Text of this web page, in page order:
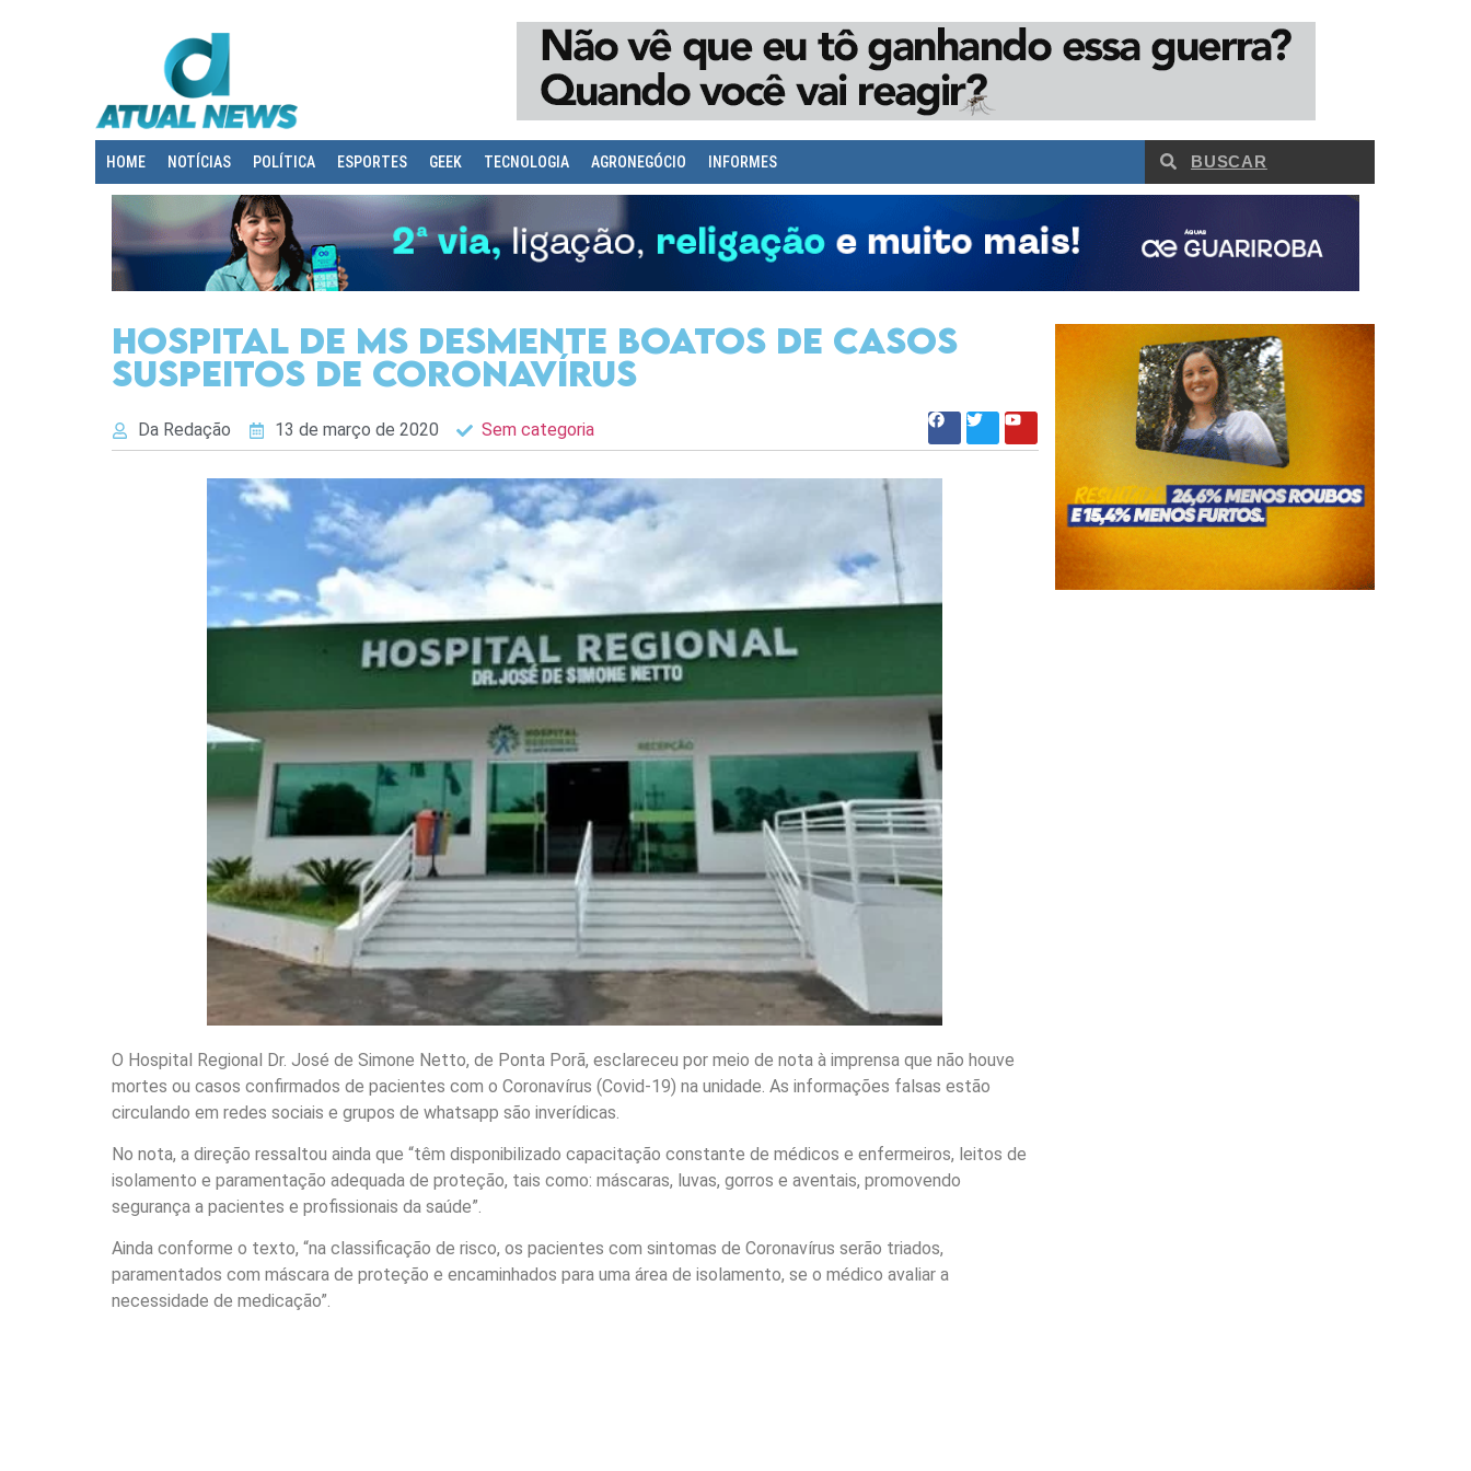
HOME NOTÍCIAS POLÍTICA ESPORTES GEEK TECNOLOGIA AGRONEGÓCIO INFORMES
Hospital de MS desmente boatos de casos
suspeitos de coronavírus
Da Redação 13 de março de 2020 Sem categoria
O Hospital Regional Dr. José de Simone Netto, de Ponta Porã, esclareceu por meio de nota à imprensa que não houve
mortes ou casos confirmados de pacientes com o Coronavírus (Covid-19) na unidade. As informações falsas estão
circulando em redes sociais e grupos de whatsapp são inverídicas.
No nota, a direção ressaltou ainda que “têm disponibilizado capacitação constante de médicos e enfermeiros, leitos de
isolamento e paramentação adequada de proteção, tais como: máscaras, luvas, gorros e aventais, promovendo
segurança a pacientes e profissionais da saúde”.
Ainda conforme o texto, “na classificação de risco, os pacientes com sintomas de Coronavírus serão triados,
paramentados com máscara de proteção e encaminhados para uma área de isolamento, se o médico avaliar a
necessidade de medicação”.